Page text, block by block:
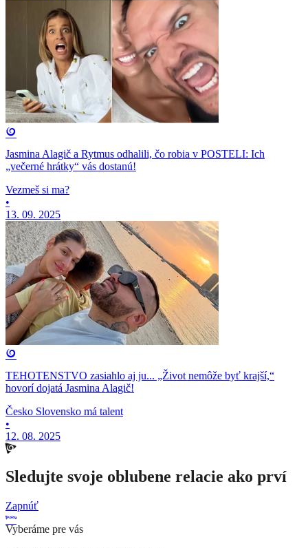
Jasmina Alagič a Rytmus odhalili, čo robia v POSTELI: Ich
„večerné hrátky“ vás dostanú!
Vezmeš si ma?
•
13. 09. 2025
TEHOTENSTVO zasiahlo aj ju... „Život nemôže byť krajší,“
hovorí dojatá Jasmina Alagič!
Česko Slovensko má talent
•
12. 08. 2025
Sledujte svoje oblubene relacie ako prví
Zapnúť
Vyberáme pre vás